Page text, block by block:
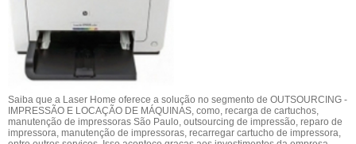
Saiba que a Laser Home oferece a solução no segmento de OUTSOURCING -
IMPRESSÃO E LOCAÇÃO DE MÁQUINAS, como, recarga de cartuchos,
manutenção de impressoras São Paulo, outsourcing de impressão, reparo de
impressora, manutenção de impressoras, recarregar cartucho de impressora,